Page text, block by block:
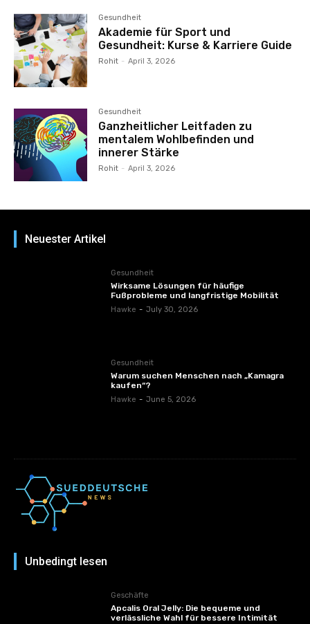
Gesundheit
Akademie für Sport und
Gesundheit: Kurse & Karriere Guide
Rohit - April 3, 2026
Gesundheit
Ganzheitlicher Leitfaden zu
mentalem Wohlbefinden und
innerer Stärke
Rohit - April 3, 2026
Neuester Artikel
Gesundheit
Wirksame Lösungen für häufige
Fußprobleme und langfristige Mobilität
Hawke - July 30, 2026
Gesundheit
Warum suchen Menschen nach „Kamagra
kaufen“?
Hawke - June 5, 2026
Unbedingt lesen
Geschäfte
Apcalis Oral Jelly: Die bequeme und
verlässliche Wahl für bessere Intimität